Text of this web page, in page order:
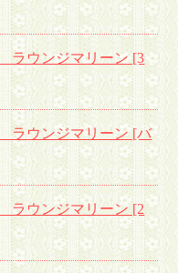
ウンジマリーン [3
ウンジマリーン [バ
ウンジマリーン [2